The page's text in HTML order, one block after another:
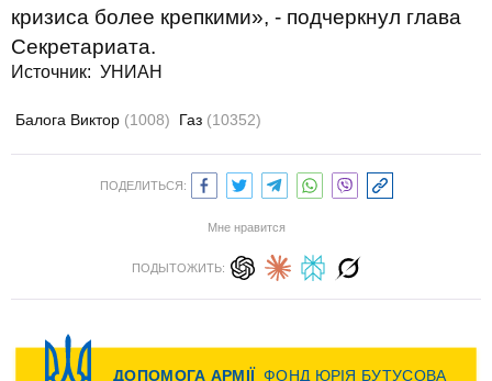
кризиса более крепкими», - подчеркнул глава
Секретариата.
Источник: УНИАН
Балога Виктор (1008) Газ (10352)
ПОДЕЛИТЬСЯ:
Мне нравится
ПОДЫТОЖИТЬ: